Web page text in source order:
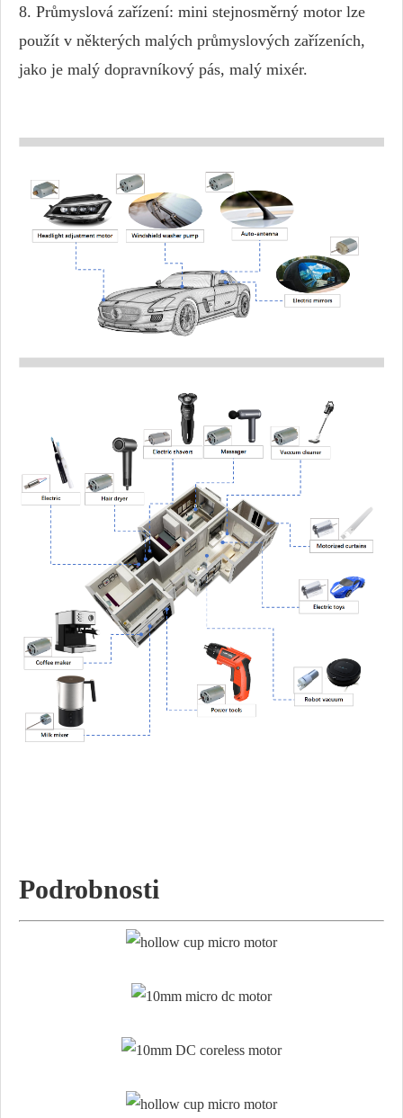
8. Průmyslová zařízení: mini stejnosměrný motor lze
použít v některých malých průmyslových zařízeních,
jako je malý dopravníkový pás, malý mixér.
Podrobnosti